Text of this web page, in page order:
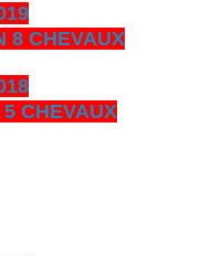
8 CHEVAUX
CHEVAUX